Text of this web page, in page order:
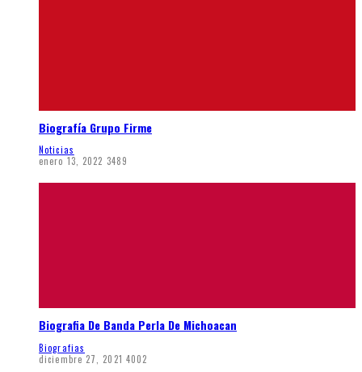
Biografía Grupo Firme
Noticias
enero 13, 2022 3489
Biografia De Banda Perla De Michoacan
Biografias
diciembre 27, 2021 4002